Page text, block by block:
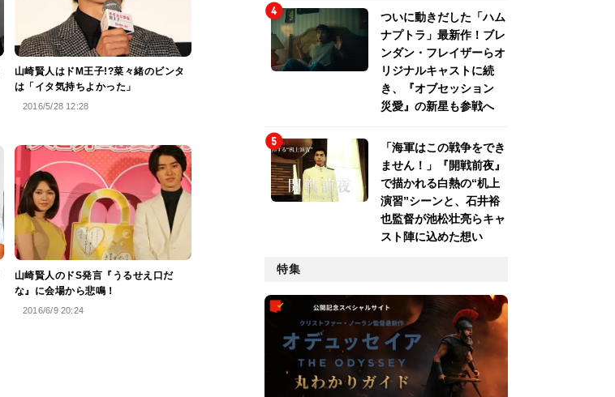
山崎賢人はドM王子!?菜々緒のビンタ
は「イタ気持ちよかった」
2016/5/28 12:28
山崎賢人のドS発言『うるせえ口だ
な』に会場から悲鳴！
2016/6/9 20:24
ついに動きだした「ハム
ナプトラ」最新作！ブレ
ンダン・フレイザーらオ
リジナルキャストに続
き、『オブセッション
災愛』の新星も参戦へ
「海軍はこの戦争をでき
ません！」『開戦前夜』
で描かれる白熱の“机上
演習”シーンと、石井裕
也監督が池松壮亮らキャ
スト陣に込めた想い
特集